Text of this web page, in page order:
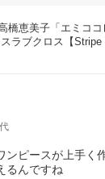
ちしております！
恵美子「エミココ
ラブクロス【Stripe
ンピースが上手く
るんですね